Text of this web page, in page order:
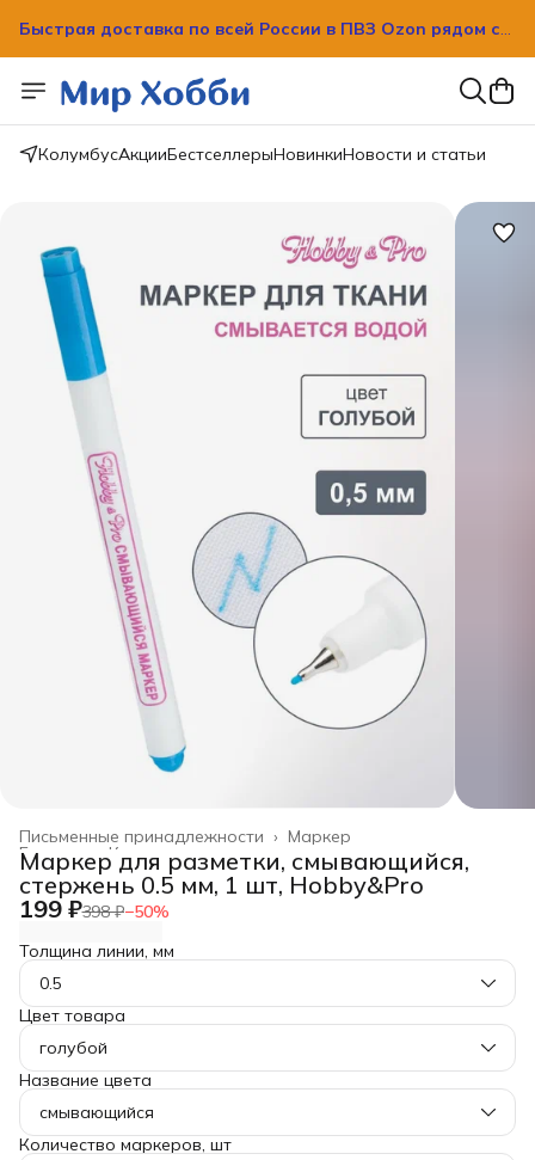
Быстрая доставка по всей России в ПВЗ Ozon рядом с
Быстрая доставка по всей России в ПВЗ Ozon рядом с
вашим домом!
КолумбусАкцииБестселлерыНовинкиНовости и статьи
Маркер
Письменные принадлежности ›
Канцелярские товары ›
Главная
Маркер для разметки, смывающийся,
стержень 0.5 мм, 1 шт, Hobby&Pro
199 ₽398 ₽−50%
Толщина линии, мм
0.5
Цвет товара
голубой
Название цвета
смывающийся
Количество маркеров, шт